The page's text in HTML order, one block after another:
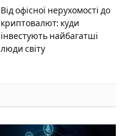
Від офісної нерухомості до
криптовалют: куди
інвестують найбагатші
люди світу